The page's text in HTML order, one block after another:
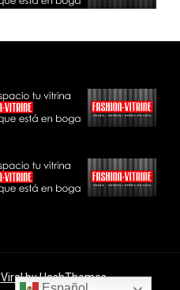
Viralby HashThemes